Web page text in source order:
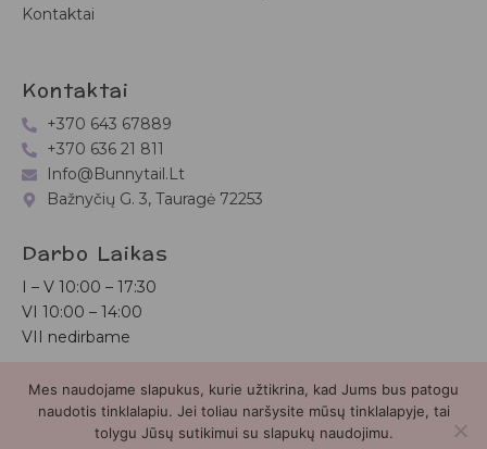
Kontaktai
Kontaktai
+370 643 67889
+370 636 21 811
Info@bunnytail.lt
Bažnyčių G. 3, Tauragė 72253
Darbo Laikas
I – V 10:00 – 17:30
VI 10:00 – 14:00
VII nedirbame
Bunnytail.lt| Copyright 2026 | Svetainė sukurtaMyra.lt
Mes naudojame slapukus, kurie užtikrina, kad Jums bus patogu
naudotis tinklalapiu. Jei toliau naršysite mūsų tinklalapyje, tai
tolygu Jūsų sutikimui su slapukų naudojimu.